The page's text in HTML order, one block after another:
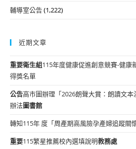
輔導室公告(1,222)
近期文章
重要衛生組115年度健康促進創意競賽-健康
得獎名單
公告高市圖辦理「2026朗聲大賞：朗讀文
辦法圖書館
轉知115年 度「周產期高風險孕產婦追蹤關
重要115繁星推薦校內選填說明教務處